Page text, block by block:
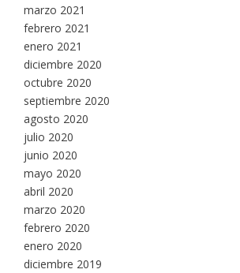
marzo 2021
febrero 2021
enero 2021
diciembre 2020
octubre 2020
septiembre 2020
agosto 2020
julio 2020
junio 2020
mayo 2020
abril 2020
marzo 2020
febrero 2020
enero 2020
diciembre 2019